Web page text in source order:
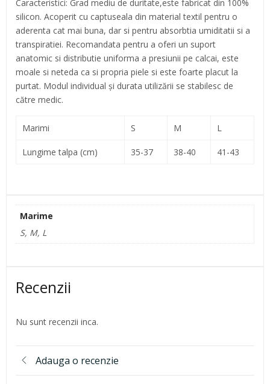
Caracteristici: Grad mediu de duritate,este fabricat din 100%
silicon. Acoperit cu captuseala din material textil pentru o
aderenta cat mai buna, dar si pentru absorbtia umiditatii si a
transpiratiei. Recomandata pentru a oferi un suport
anatomic si distributie uniforma a presiunii pe calcai, este
moale si neteda ca si propria piele si este foarte placut la
purtat. Modul individual şi durata utilizării se stabilesc de
către medic.
Marimi S M L
Lungime talpa (cm) 35-37 38-40 41-43
Marime
S, M, L
Recenzii
Nu sunt recenzii inca.
Adauga o recenzie